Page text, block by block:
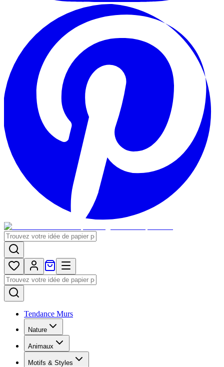
Tendance Murs
Nature
Animaux
Motifs & Styles